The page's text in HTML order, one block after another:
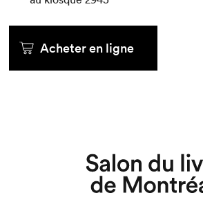
Que
Acheter en ligne